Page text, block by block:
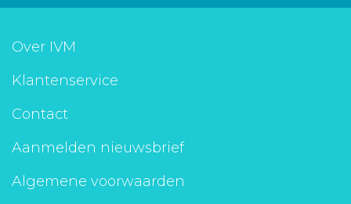
Over IVM
Klantenservice
Contact
Aanmelden nieuwsbrief
Algemene voorwaarden